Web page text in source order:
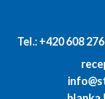
Tel.:+420 608